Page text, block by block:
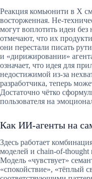
Реакция комьюнити в X
восторженная. Не-
могут воплотить идеи
отмечают, что их
они перестали писать
и «дирижировании»
означает, что идея для
недостижимой из-за
разработчика, теперь
Достаточно чётко
пользователя на
Как ИИ-агенты на
Здесь работает
моделей и chain-of-thought
Модель «чувствует»
«спокойствие», «тёплый